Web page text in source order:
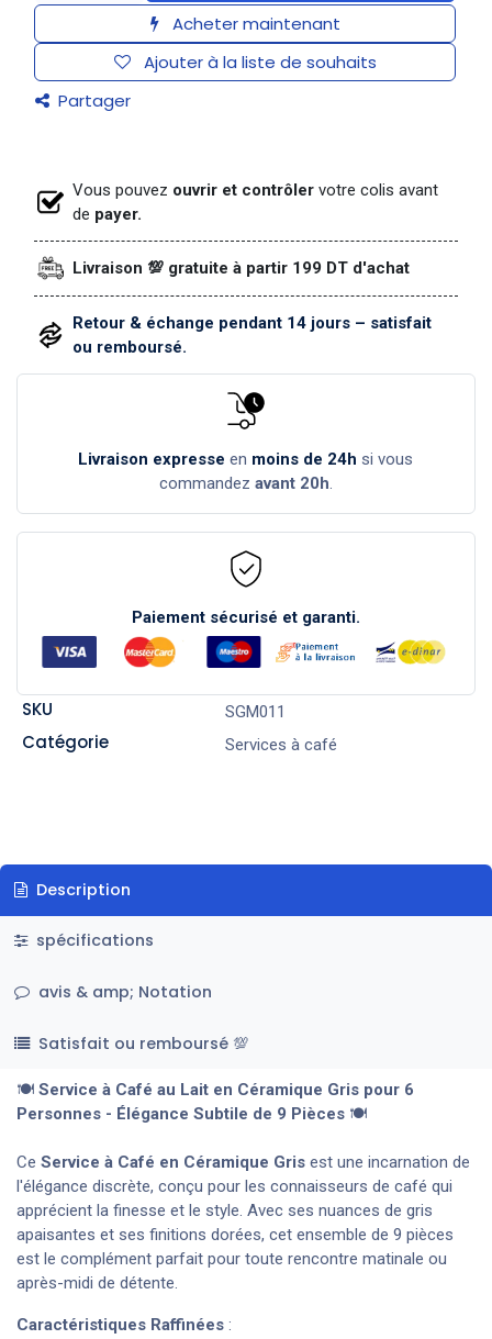
Acheter maintenant
Ajouter à la liste de souhaits
Partager
Vous pouvez ouvrir et contrôler votre colis avant
de payer.
Livraison 💯 gratuite à partir 199 DT d'achat
Retour & échange pendant 14 jours – satisfait
ou remboursé.
Livraison expresse en moins de 24h si vous
commandez avant 20h.
Paiement sécurisé et garanti.
SKU SGM011
Catégorie Services à café
Description
spécifications
avis & amp; Notation
Satisfait ou remboursé 💯
🍽️ Service à Café au Lait en Céramique Gris pour 6
Personnes - Élégance Subtile de 9 Pièces 🍽️
Ce Service à Café en Céramique Gris est une incarnation de
l'élégance discrète, conçu pour les connaisseurs de café qui
apprécient la finesse et le style. Avec ses nuances de gris
apaisantes et ses finitions dorées, cet ensemble de 9 pièces
est le complément parfait pour toute rencontre matinale ou
après-midi de détente.
Caractéristiques Raffinées :